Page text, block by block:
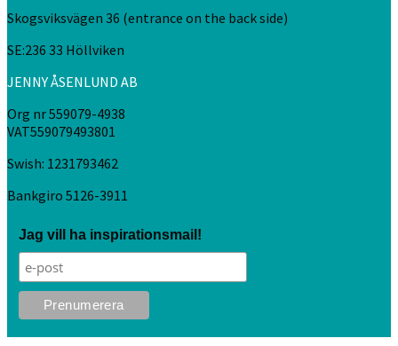
Skogsviksvägen 36 (entrance on the back side)
SE:236 33 Höllviken
JENNY ÅSENLUND AB
Org nr 559079-4938
VAT559079493801
Swish: 1231793462
Bankgiro 5126-3911
Jag vill ha inspirationsmail!